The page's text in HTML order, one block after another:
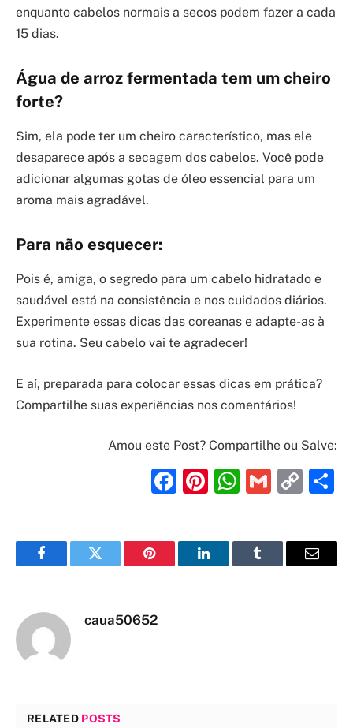
enquanto cabelos normais a secos podem fazer a cada
15 dias.
Água de arroz fermentada tem um cheiro
forte?
Sim, ela pode ter um cheiro característico, mas ele
desaparece após a secagem dos cabelos. Você pode
adicionar algumas gotas de óleo essencial para um
aroma mais agradável.
Para não esquecer:
Pois é, amiga, o segredo para um cabelo hidratado e
saudável está na consistência e nos cuidados diários.
Experimente essas dicas das coreanas e adapte-as à
sua rotina. Seu cabelo vai te agradecer!
E aí, preparada para colocar essas dicas em prática?
Compartilhe suas experiências nos comentários!
Amou este Post? Compartilhe ou Salve:
Facebook
Pinterest
Gmail
FacebookTwitter Pinterest LinkedInTumblr Email
caua50652
RELATED POSTS